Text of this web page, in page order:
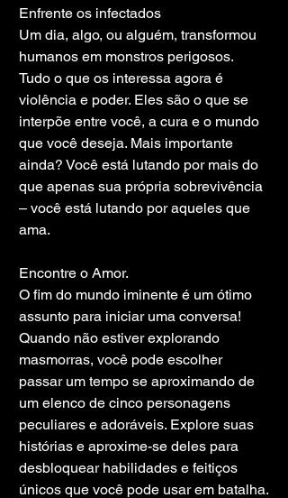
Enfrente os infectados
Um dia, algo, ou alguém, transformou
humanos em monstros perigosos.
Tudo o que os interessa agora é
violência e poder. Eles são o que se
interpõe entre você, a cura e o mundo
que você deseja. Mais importante
ainda? Você está lutando por mais do
que apenas sua própria sobrevivência
– você está lutando por aqueles que
ama.
Encontre o Amor.
O fim do mundo iminente é um ótimo
assunto para iniciar uma conversa!
Quando não estiver explorando
masmorras, você pode escolher
passar um tempo se aproximando de
um elenco de cinco personagens
peculiares e adoráveis. Explore suas
histórias e aproxime-se deles para
desbloquear habilidades e feitiços
únicos que você pode usar em batalha.